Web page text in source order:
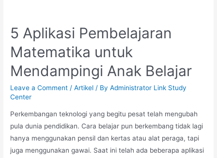
Dini?
5 Aplikasi Pembelajaran
Matematika untuk
Mendampingi Anak Belajar
Leave a Comment /Artikel / ByAdministrator Link Study
Center
Perkembangan teknologi yang begitu pesat telah mengubah
pula dunia pendidikan. Cara belajar pun berkembang tidak lagi
hanya menggunakan pensil dan kertas atau alat peraga, tapi
juga menggunakan gawai. Saat ini telah ada beberapa aplikasi